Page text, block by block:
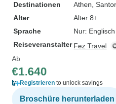
Destinationen
Athen ,
Alter
Alter 8+
Sprache
Nur: Englisch
Reiseveranstalter Fez Travel
Ab
€1.640
Registrieren to unlock savings
Broschüre herunterladen